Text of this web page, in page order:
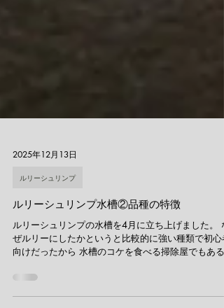
2025年12月13日
ルリーシュリンプ
ルリーシュリンプ水槽②品種の特徴